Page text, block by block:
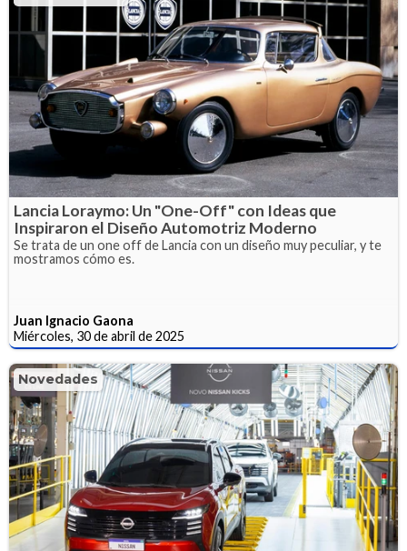
Lancia Loraymo: Un "One-Off" con Ideas que
Inspiraron el Diseño Automotriz Moderno
Se trata de un one off de Lancia con un diseño muy peculiar, y te
mostramos cómo es.
Juan Ignacio Gaona
Miércoles, 30 de abril de 2025
Novedades